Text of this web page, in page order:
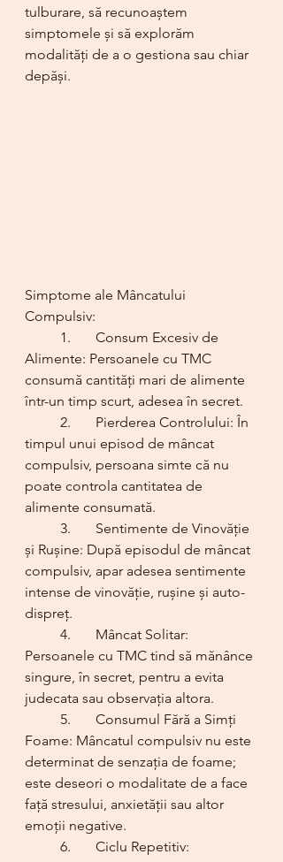
tulburare, să recunoaștem
simptomele și să explorăm
modalități de a o gestiona sau chiar
depăși.
Simptome ale Mâncatului
Compulsiv:
Alimente: Persoanele cu TMC
consumă cantități mari de alimente
într-un timp scurt, adesea în secret.
timpul unui episod de mâncat
compulsiv, persoana simte că nu
poate controla cantitatea de
alimente consumată.
și Rușine: După episodul de mâncat
compulsiv, apar adesea sentimente
intense de vinovăție, rușine și auto-
dispreț.
Persoanele cu TMC tind să mănânce
singure, în secret, pentru a evita
judecata sau observația altora.
Foame: Mâncatul compulsiv nu este
determinat de senzația de foame;
este deseori o modalitate de a face
față stresului, anxietății sau altor
emoții negative.